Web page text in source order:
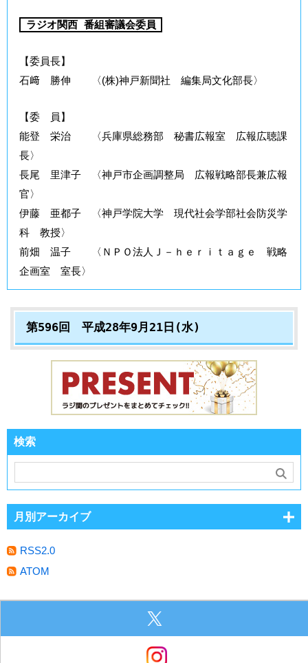
ラジオ関西 番組審議会委員
【委員長】
石﨑 勝伸 〈(株)神戸新聞社 編集局文化部長〉
【委 員】
能登 栄治 〈兵庫県総務部 秘書広報室 広報広聴課
長〉
長尾 里津子 〈神戸市企画調整局 広報戦略部長兼広報
官〉
伊藤 亜都子 〈神戸学院大学 現代社会学部社会防災学
科 教授〉
前畑 温子 〈ＮＰＯ法人Ｊ－ｈｅｒｉｔａｇｅ 戦略
企画室 室長〉
第596回 平成28年9月21日(水)
検索
月別アーカイブ
RSS2.0
ATOM